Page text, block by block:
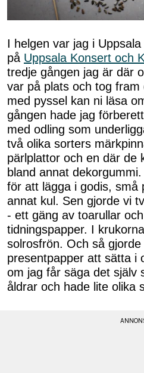
I helgen var jag i
på Uppsala Konsert och
tredje gången jag är där
var på plats och tog fram
med pyssel kan ni läsa
gången hade jag
med odling som
två olika sorters
pärlplattor och en där de
bland annat
för att lägga i godis, små
annat kul. Sen gjorde vi
- ett gäng av toarullar
tidningspapper. I
solrosfrön. Och så
presentpapper att sätta i
om jag får säga det själv
åldrar och hade lite olika